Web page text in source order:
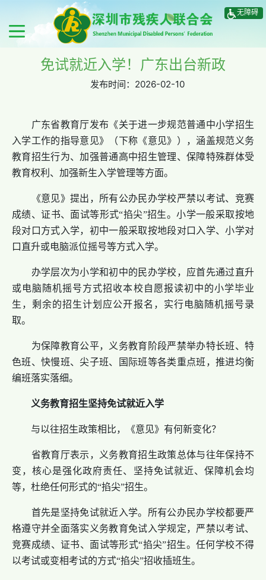
无障碍
免试就近入学！广东出台新政
发布时间： 2026-02-10
广东省教育厅发布《关于进一步规范普通中小学招生
入学工作的指导意见》（下称《意见》），涵盖规范义务
教育招生行为、加强普通高中招生管理、保障特殊群体受
教育权利、加强新生入学管理等方面。
《意见》提出，所有公办民办学校严禁以考试、竞赛
成绩、证书、面试等形式“掐尖”招生。小学一般采取按地
段对口方式入学，初中一般采取按地段对口入学、小学对
口直升或电脑派位摇号等方式入学。
办学层次为小学和初中的民办学校，应首先通过直升
或电脑随机摇号方式招收本校自愿报读初中的小学毕业
生，剩余的招生计划应公开报名，实行电脑随机摇号录
取。
为保障教育公平，义务教育阶段严禁举办特长班、特
色班、快慢班、尖子班、国际班等各类重点班，推进均衡
编班落实落细。
义务教育招生坚持免试就近入学
与以往招生政策相比，《意见》有何新变化？
省教育厅表示，义务教育招生政策总体与往年保持不
变，核心是强化政府责任、坚持免试就近、保障机会均
等，杜绝任何形式的“掐尖”招生。
首先是坚持免试就近入学。所有公办民办学校都要严
格遵守并全面落实义务教育免试入学规定，严禁以考试、
竞赛成绩、证书、面试等形式“掐尖”招生。任何学校不得
以考试或变相考试的方式“掐尖”招收插班生。